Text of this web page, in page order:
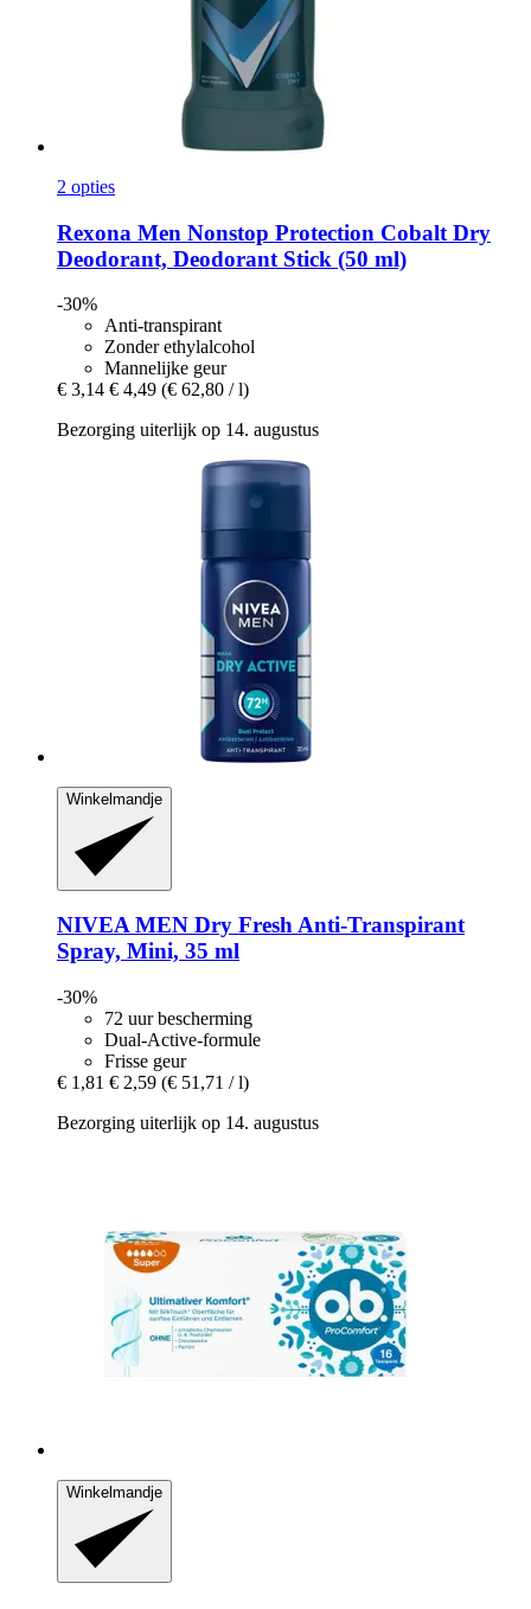
2 opties
Rexona Men Nonstop Protection Cobalt Dry
Deodorant, Deodorant Stick (50 ml)
-30%
Anti-transpirant
Zonder ethylalcohol
Mannelijke geur
€ 3,14 € 4,49 (€ 62,80 / l)
Bezorging uiterlijk op 14. augustus
Winkelmandje
NIVEAMEN Dry Fresh Anti-​Transpirant
Spray, Mini, 35 ml
-30%
72 uur bescherming
Dual-Active-formule
Frisse geur
€ 1,81 € 2,59 (€ 51,71 / l)
Bezorging uiterlijk op 14. augustus
Winkelmandje